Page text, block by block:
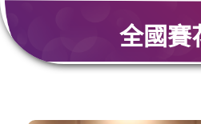
Skip
to
content
全國賽